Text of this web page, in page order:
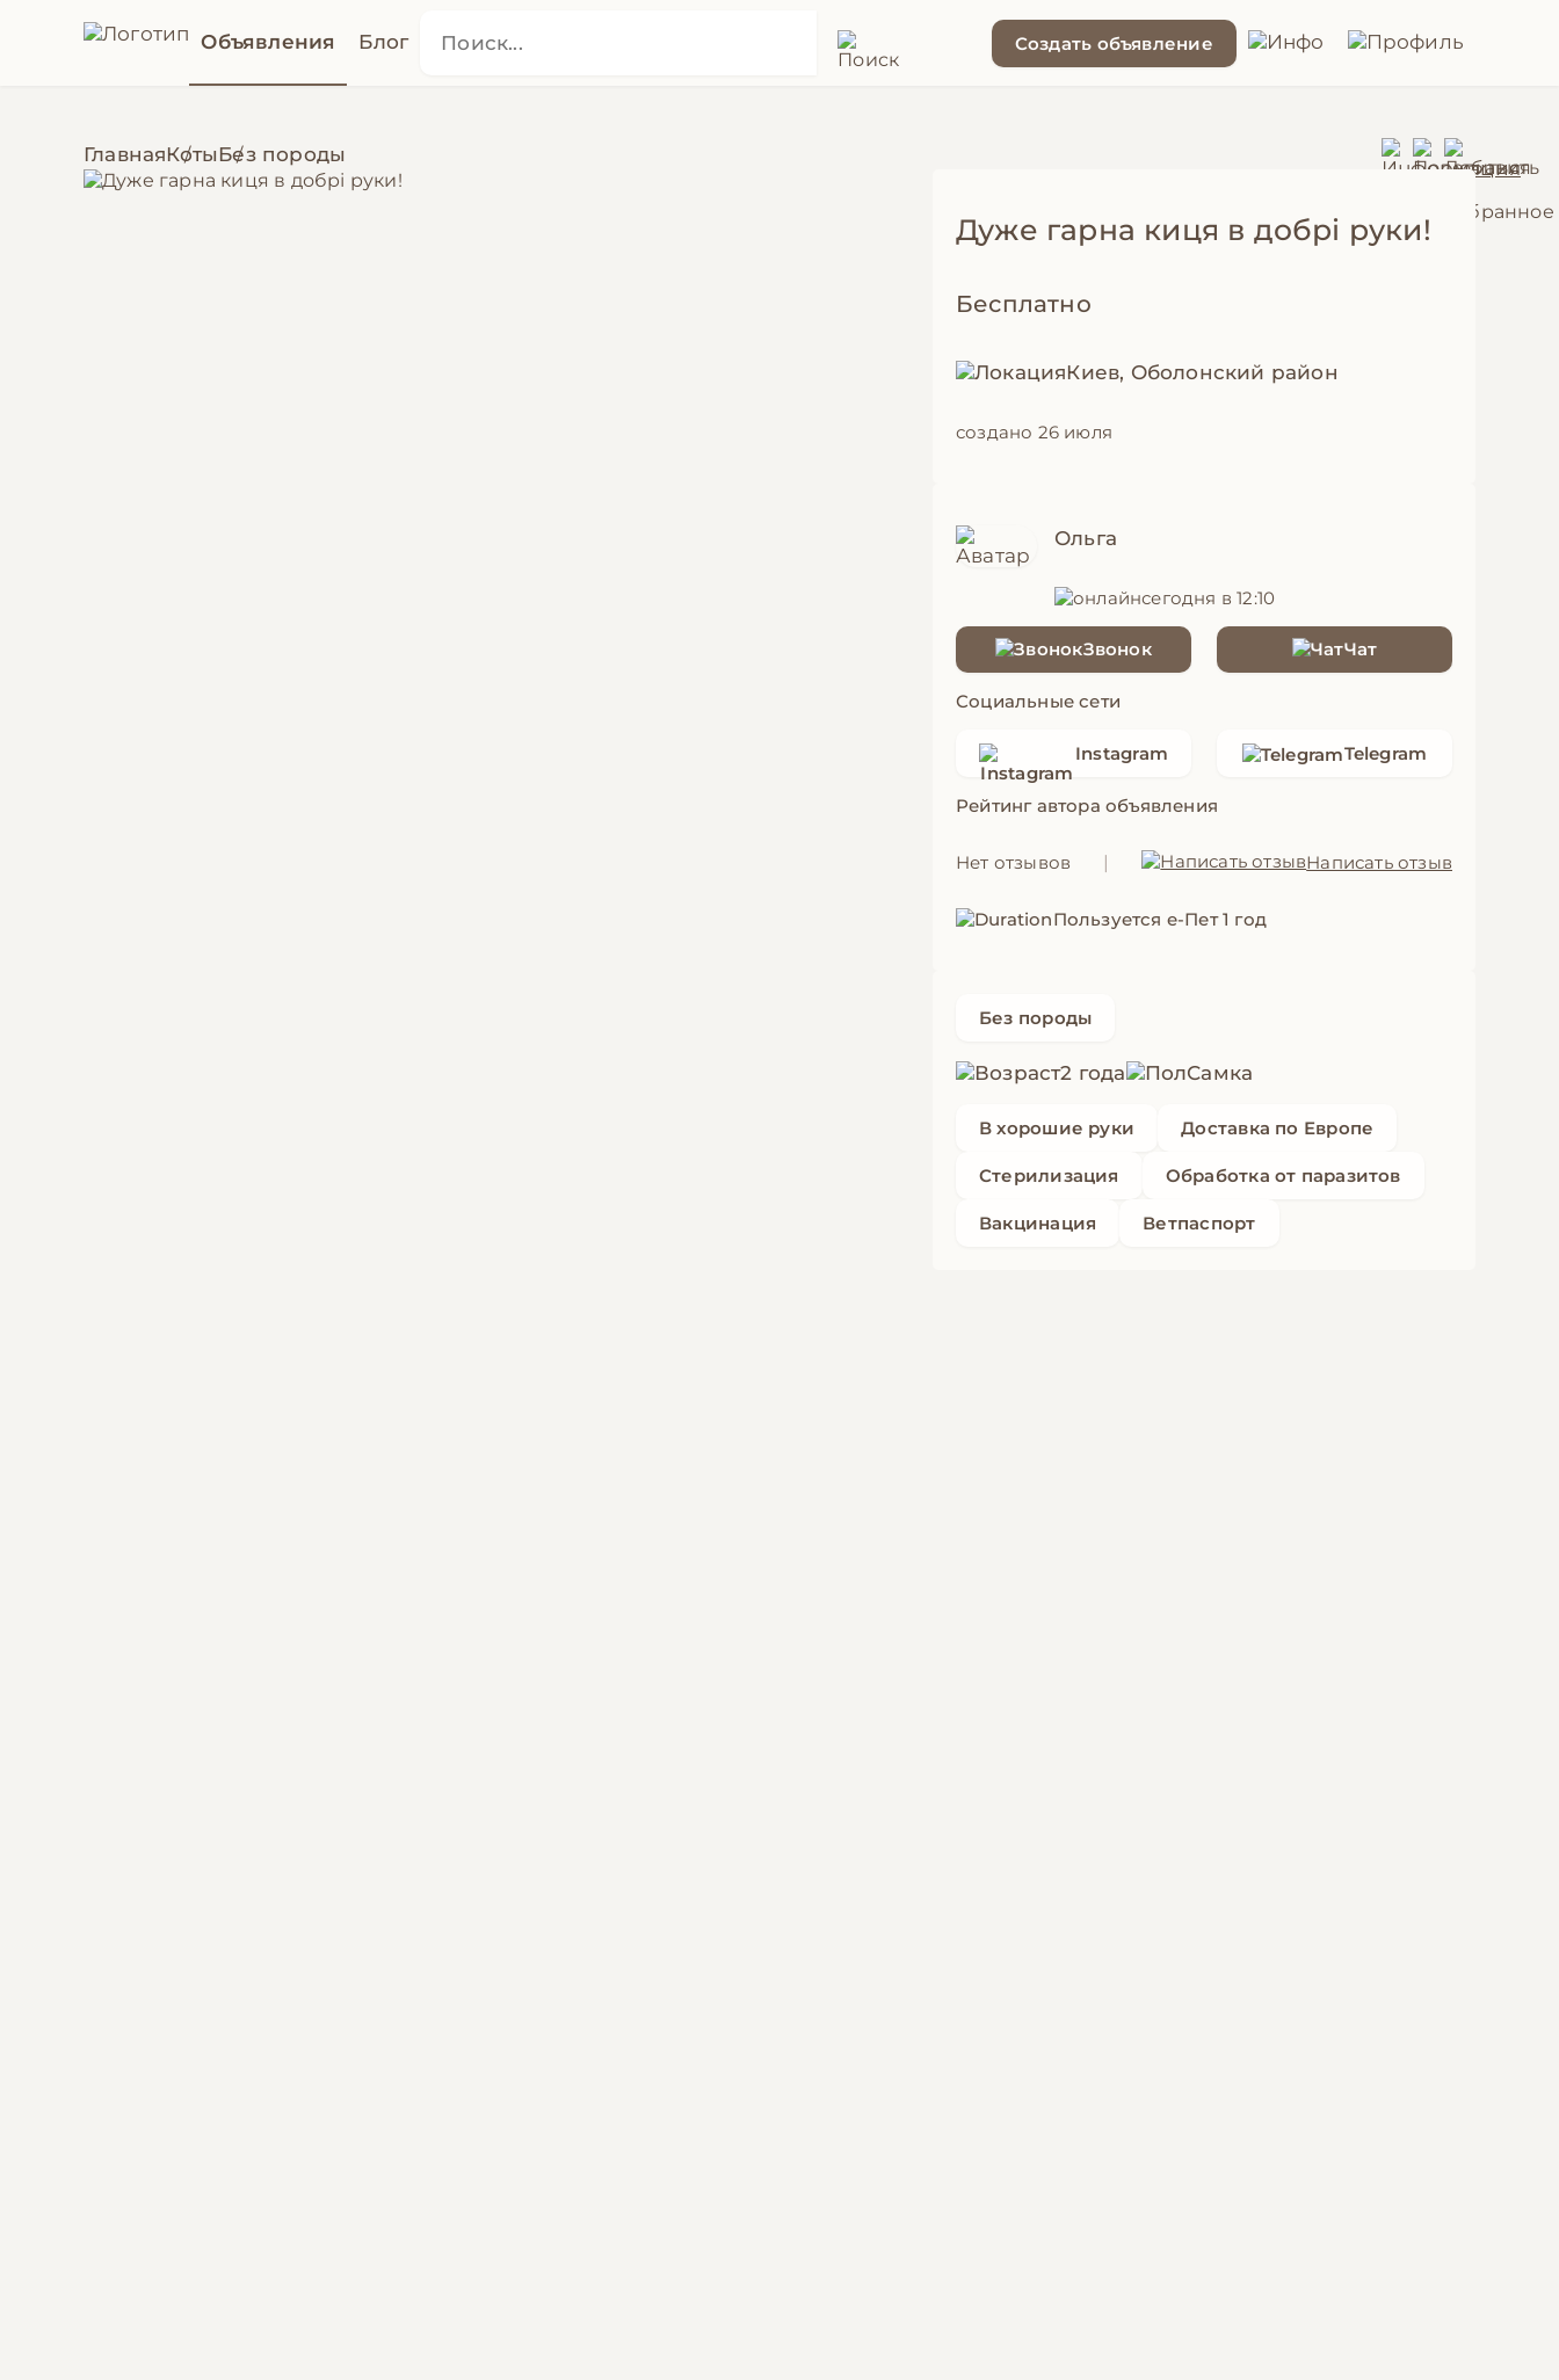
Объявления Блог Создать объявление
ГлавнаяКотыБез породы
Дуже гарна киця в добрі руки!
Бесплатно
Киев, Оболонский район
создано 26 июля
Ольга
сегодня в 12:10
Звонок Чат
Социальные сети
Instagram Telegram
Рейтинг автора объявления
Нет отзывов | Написать отзыв
Пользуется е-Пет 1 год
Без породы
2 года Самка
В хорошие руки Доставка по Европе
Стерилизация Обработка от паразитов
Вакцинация Ветпаспорт